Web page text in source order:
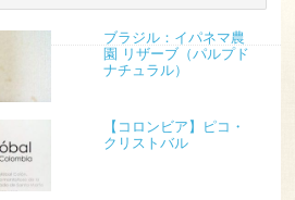
ブラジル：イパネマ農
園 リザーブ（パルプド
ナチュラル）
【コロンビア】ピコ・
クリストバル